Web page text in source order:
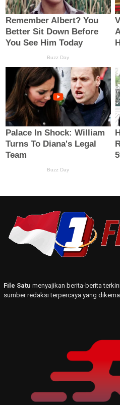
File Satu menyajikan berita-berita
sumber redaksi terpercaya yang